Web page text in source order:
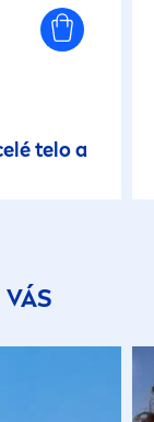
telo a
VÁS